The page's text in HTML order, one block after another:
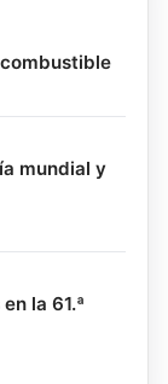
mundial y
la 61.ª